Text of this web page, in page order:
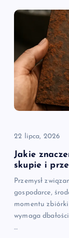
22 lipca, 2026
Jakie
skupie i
Przemysł
gospodarce,
momentu
wymaga
…